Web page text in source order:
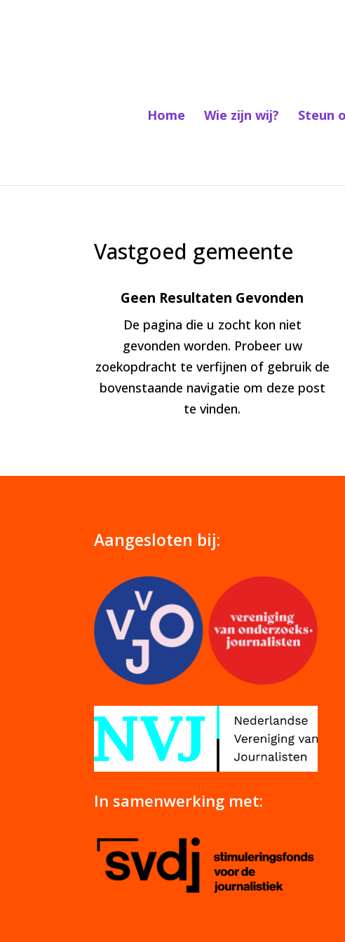
Home Wie zijn wij? Steun
Vastgoed gemeente
Geen Resultaten Gevonden
De pagina die u zocht kon niet
gevonden worden. Probeer uw
zoekopdracht te verfijnen of gebruik de
bovenstaande navigatie om deze post
te vinden.
Aangesloten bij:
In samenwerking met: